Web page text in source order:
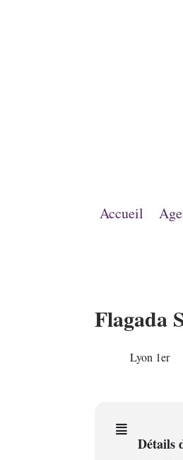
Accueil
Flagada
Lyon 1er
Détails